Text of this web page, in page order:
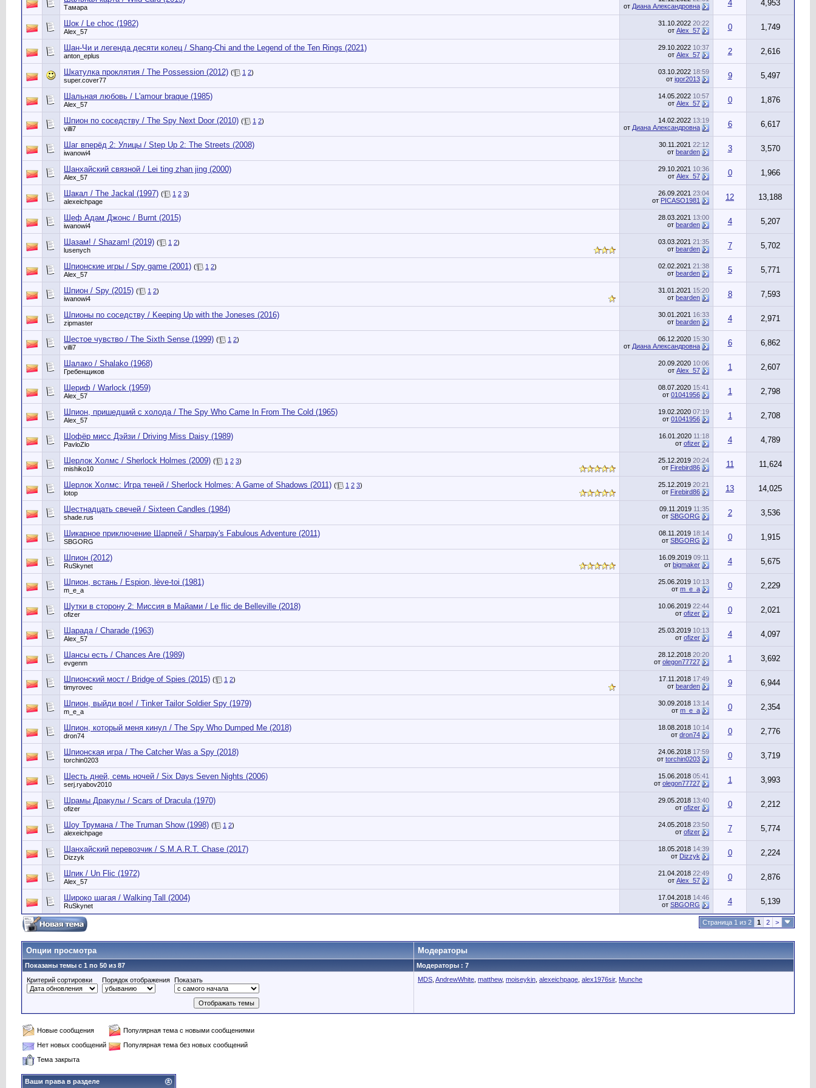
Тамара
от Диана Александровна 4 4,953
Шок / Le choc (1982)
Alex_57
31.10.2022 20:22
от Alex_57 0 1,749
Шан-Чи и легенда десяти колец / Shang-Chi and the Legend of the Ten Rings (2021)
anton_eplus
29.10.2022 10:37
от Alex_57 2 2,616
Шкатулка проклятия / The Possession (2012) ( 1 2)
super.cover77
03.10.2022 18:59
от igor2013 9 5,497
Шальная любовь / L'amour braque (1985)
Alex_57
14.05.2022 10:57
от Alex_57 0 1,876
Шпион по соседству / The Spy Next Door (2010) ( 1 2)
villi7
14.02.2022 13:19
от Диана Александровна 6 6,617
Шаг вперёд 2: Улицы / Step Up 2: The Streets (2008)
iwanowi4
30.11.2021 22:12
от bearden 3 3,570
Шанхайский связной / Lei ting zhan jing (2000)
Alex_57
29.10.2021 10:36
от Alex_57 0 1,966
Шакал / The Jackal (1997) ( 1 2 3)
alexeichpage
26.09.2021 23:04
от PICASO1981 12 13,188
Шеф Адам Джонс / Burnt (2015)
iwanowi4
28.03.2021 13:00
от bearden 4 5,207
Шазам! / Shazam! (2019) ( 1 2)
lusenych
03.03.2021 21:35
от bearden 7 5,702
Шпионские игры / Spy game (2001) ( 1 2)
Alex_57
02.02.2021 21:38
от bearden 5 5,771
Шпион / Spy (2015) ( 1 2)
iwanowi4
31.01.2021 15:20
от bearden 8 7,593
Шпионы по соседству / Keeping Up with the Joneses (2016)
zipmaster
30.01.2021 16:33
от bearden 4 2,971
Шестое чувство / The Sixth Sense (1999) ( 1 2)
villi7
06.12.2020 15:30
от Диана Александровна 6 6,862
Шалако / Shalako (1968)
Гребенщиков
20.09.2020 10:06
от Alex_57 1 2,607
Шериф / Warlock (1959)
Alex_57
08.07.2020 15:41
от 01041956 1 2,798
Шпион, пришедший с холода / The Spy Who Came In From The Cold (1965)
Alex_57
19.02.2020 07:19
от 01041956 1 2,708
Шофёр мисс Дэйзи / Driving Miss Daisy (1989)
PavloZlo
16.01.2020 11:18
от ofizer 4 4,789
Шерлок Холмс / Sherlock Holmes (2009) ( 1 2 3)
mishiko10
25.12.2019 20:24
от Firebird86 11 11,624
Шерлок Холмс: Игра теней / Sherlock Holmes: A Game of Shadows (2011) ( 1 2 3)
lotop
25.12.2019 20:21
от Firebird86 13 14,025
Шестнадцать свечей / Sixteen Candles (1984)
shade.rus
09.11.2019 11:35
от SBGORG 2 3,536
Шикарное приключение Шарпей / Sharpay's Fabulous Adventure (2011)
SBGORG
08.11.2019 18:14
от SBGORG 0 1,915
Шпион (2012)
RuSkynet
16.09.2019 09:11
от bigmaker 4 5,675
Шпион, встань / Espion, lève-toi (1981)
m_e_a
25.06.2019 10:13
от m_e_a 0 2,229
Шутки в сторону 2: Миссия в Майами / Le flic de Belleville (2018)
ofizer
10.06.2019 22:44
от ofizer 0 2,021
Шарада / Charade (1963)
Alex_57
25.03.2019 10:13
от ofizer 4 4,097
Шансы есть / Chances Are (1989)
evgenm
28.12.2018 20:20
от olegon77727 1 3,692
Шпионский мост / Bridge of Spies (2015) ( 1 2)
timyrovec
17.11.2018 17:49
от bearden 9 6,944
Шпион, выйди вон! / Tinker Tailor Soldier Spy (1979)
m_e_a
30.09.2018 13:14
от m_e_a 0 2,354
Шпион, который меня кинул / The Spy Who Dumped Me (2018)
dron74
18.08.2018 10:14
от dron74 0 2,776
Шпионская игра / The Catcher Was a Spy (2018)
torchin0203
24.06.2018 17:59
от torchin0203 0 3,719
Шесть дней, семь ночей / Six Days Seven Nights (2006)
serj.ryabov2010
15.06.2018 05:41
от olegon77727 1 3,993
Шрамы Дракулы / Scars of Dracula (1970)
ofizer
29.05.2018 13:40
от ofizer 0 2,212
Шоу Трумана / The Truman Show (1998) ( 1 2)
alexeichpage
24.05.2018 23:50
от ofizer 7 5,774
Шанхайский перевозчик / S.M.A.R.T. Chase (2017)
Dizzyk
18.05.2018 14:39
от Dizzyk 0 2,224
Шпик / Un Flic (1972)
Alex_57
21.04.2018 22:49
от Alex_57 0 2,876
Широко шагая / Walking Tall (2004)
RuSkynet
17.04.2018 14:46
от SBGORG 4 5,139
Страница 1 из 2 1 2 >
Опции просмотра Модераторы
Показаны темы с 1 по 50 из 87
Модераторы : 7
Критерий сортировки
Порядок отображения Показать MDS AndrewWhite matthew, moiseykin alexeichpage alex1976sir, Munche
Новые сообщения
Популярная тема с новыми сообщениями
Нет новых сообщений
Популярная тема без новых сообщений
Тема закрыта
Ваши права в разделе